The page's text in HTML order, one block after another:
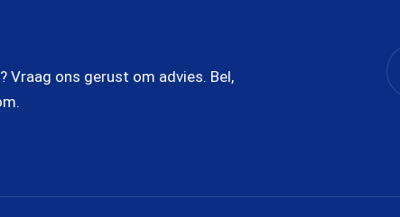
Vraag ons gerust om advies. Bel,